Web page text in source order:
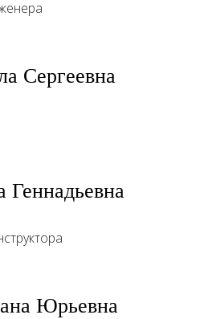
Сергеевна
Геннадьевна
Юрьевна